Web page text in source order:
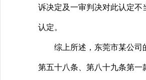
诉决定及一审判决对此认定
认定。
综上所述，东莞市某公司的
第五十八条、第八十九条第